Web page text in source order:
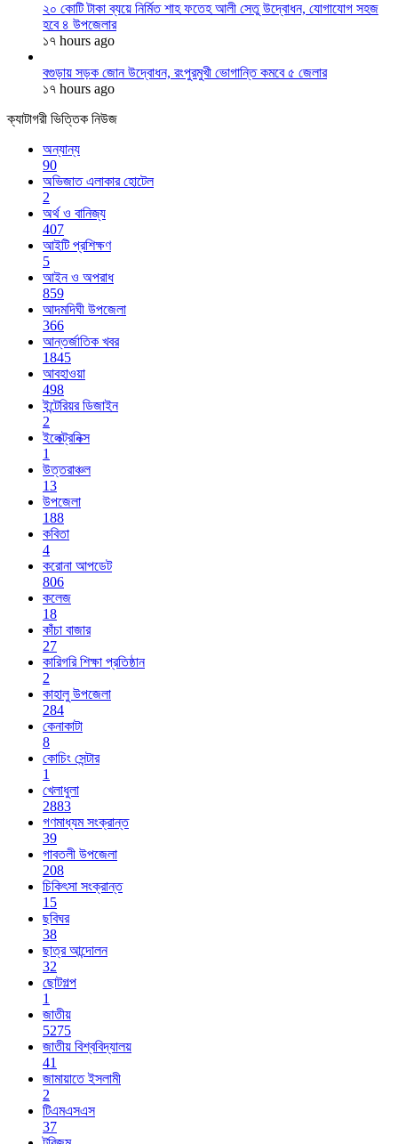
২০ কোটি টাকা ব্যয়ে নির্মিত শাহ ফতেহ আলী সেতু উদ্বোধন, যোগাযোগ সহজ
হবে ৪ উপজেলার
১৭ hours ago
বগুড়ায় সড়ক জোন উদ্বোধন, রংপুরমুখী ভোগান্তি কমবে ৫ জেলার
১৭ hours ago
ক্যাটাগরী ভিত্তিক নিউজ
অন্যান্য
90
অভিজাত এলাকার হোটেল
2
অর্থ ও বানিজ্য
407
আইটি প্রশিক্ষণ
5
আইন ও অপরাধ
859
আদমদিঘী উপজেলা
366
আন্তর্জাতিক খবর
1845
আবহাওয়া
498
ইন্টেরিয়র ডিজাইন
2
ইলেক্ট্রনিক্স
1
উত্তরাঞ্চল
13
উপজেলা
188
কবিতা
4
করোনা আপডেট
806
কলেজ
18
কাঁচা বাজার
27
কারিগরি শিক্ষা প্রতিষ্ঠান
2
কাহালু উপজেলা
284
কেনাকাটা
8
কোচিং সেন্টার
1
খেলাধুলা
2883
গণমাধ্যম সংক্রান্ত
39
গাবতলী উপজেলা
208
চিকিৎসা সংক্রান্ত
15
ছবিঘর
38
ছাত্র আন্দোলন
32
ছোটগল্প
1
জাতীয়
5275
জাতীয় বিশ্ববিদ্যালয়
41
জামায়াতে ইসলামী
2
টিএমএসএস
37